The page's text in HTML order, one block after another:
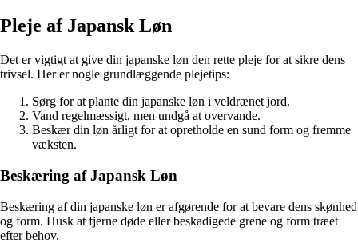
Pleje af Japansk Løn
Det er vigtigt at give din japanske løn den rette pleje for at sikre dens
trivsel. Her er nogle grundlæggende plejetips:
Sørg for at plante din japanske løn i veldrænet jord.
Vand regelmæssigt, men undgå at overvande.
Beskær din løn årligt for at opretholde en sund form og fremme
væksten.
Beskæring af Japansk Løn
Beskæring af din japanske løn er afgørende for at bevare dens skønhed
og form. Husk at fjerne døde eller beskadigede grene og form træet
efter behov.